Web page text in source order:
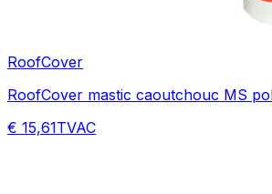
RoofCover
RoofCover mastic caoutchouc MS
€ 15,61TVAC